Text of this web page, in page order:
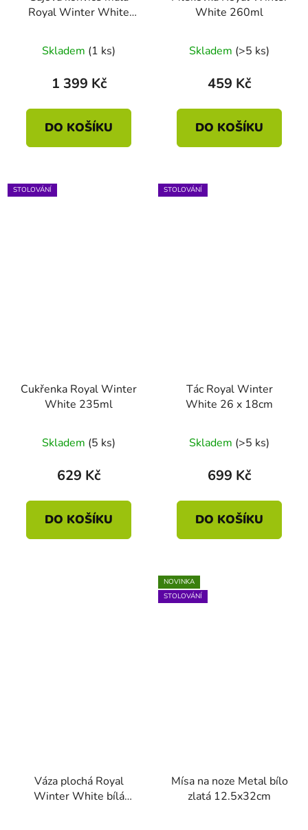
Royal Winter White
Skladem (1 ks)
1 399 Kč
DO KOŠÍKU
White 260ml
Skladem (>5 ks)
459 Kč
DO KOŠÍKU
STOLOVÁNÍ
Cukřenka Royal Winter
White 235ml
Skladem (5 ks)
629 Kč
DO KOŠÍKU
STOLOVÁNÍ
Tác Royal Winter
White 26 x 18cm
Skladem (>5 ks)
699 Kč
DO KOŠÍKU
Váza plochá Royal
Winter White bílá
NOVINKA
STOLOVÁNÍ
Mísa na noze Metal bílo
zlatá 12.5x32cm